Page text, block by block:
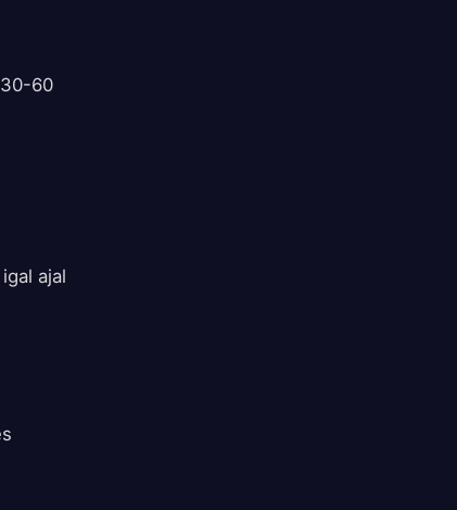
30-60
ajal